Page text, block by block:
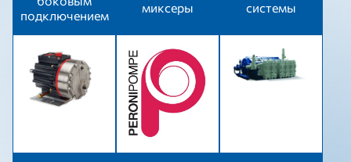
подключением
миксеры
системы